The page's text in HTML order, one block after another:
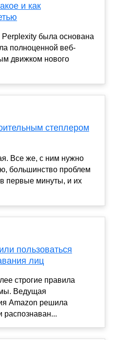
и как
была основана
полноценной веб-
движком нового
степлером
Все же, с ним нужно
большинство проблем
первые минуты, и их
пользоваться
лиц
строгие правила
Ведущая
Amazon решила
распознаван...